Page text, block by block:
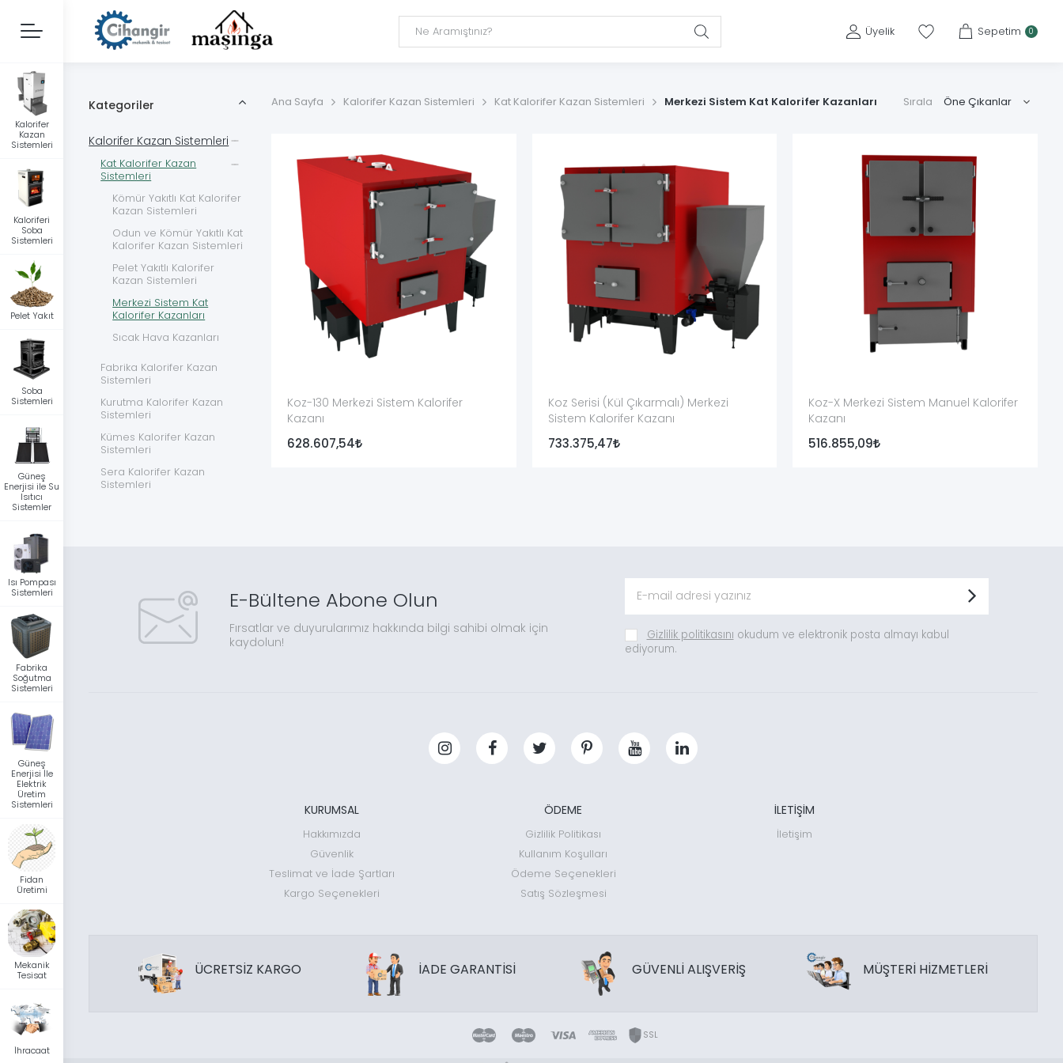
Üyelik Sepetim 0
Kalorifer
Kazan
Sistemleri
Kaloriferi
Soba
Sistemleri
Pelet Yakıt
Soba
Sistemleri
Güneş
Enerjisi ile Su
Isıtıcı
Sistemler
Isı Pompası
Sistemleri
Fabrika
Soğutma
Sistemleri
Güneş
Enerjisi İle
Elektrik
Üretim
Sistemleri
Fidan
Üretimi
Mekanik
Tesisat
İhracaat
Kategoriler
Kalorifer Kazan Sistemleri
Kat Kalorifer Kazan
Sistemleri
Kömür Yakıtlı Kat Kalorifer
Kazan Sistemleri
Odun ve Kömür Yakıtlı Kat
Kalorifer Kazan Sistemleri
Pelet Yakıtlı Kalorifer
Kazan Sistemleri
Merkezi Sistem Kat
Kalorifer Kazanları
Sıcak Hava Kazanları
Fabrika Kalorifer Kazan
Sistemleri
Kurutma Kalorifer Kazan
Sistemleri
Kümes Kalorifer Kazan
Sistemleri
Sera Kalorifer Kazan
Sistemleri
Güneş Enerjisi ile Su Isıtıcı
Isı Pompası Sistemleri
Ana Sayfa Kalorifer Kazan Sistemleri Kat Kalorifer Kazan Sistemleri Merkezi Sistem Kat Kalorifer Kazanları Sırala
Koz-130 Merkezi Sistem Kalorifer
Kazanı
628.607,54
Koz Serisi (Kül Çıkarmalı) Merkezi
Sistem Kalorifer Kazanı
733.375,47
Koz-X Merkezi Sistem Manuel Kalorifer
Kazanı
516.855,09
E-Bültene Abone Olun
Fırsatlar ve duyurularımız hakkında bilgi sahibi olmak için
kaydolun!
Gizlilik politikasını okudum ve elektronik posta almayı kabul
ediyorum.
KURUMSAL
Hakkımızda
Güvenlik
Teslimat ve İade Şartları
Kargo Seçenekleri
ÖDEME
Gizlilik Politikası
Kullanım Koşulları
Ödeme Seçenekleri
Satış Sözleşmesi
İLETİŞİM
İletişim
ÜCRETSİZ KARGO İADE GARANTİSİ GÜVENLİ ALIŞVERİŞ MÜŞTERİ HİZMETLERİ